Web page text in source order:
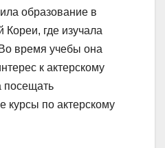
образование в
где изучала
время учебы она
к актерскому
посещать
курсы по актерскому